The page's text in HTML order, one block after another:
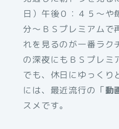
日）午後０：４５～や
分～ＢＳプレミアムで
れを見るのが一番ラク
の深夜にもＢＳプレミ
でも、休日にゆっくり
には、最近流行の「動
スメです。